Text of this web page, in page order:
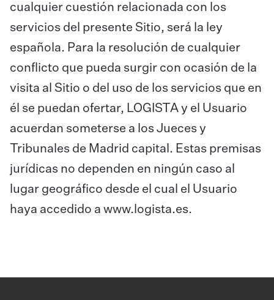
cualquier cuestión relacionada con los
servicios del presente Sitio, será la ley
española. Para la resolución de cualquier
conflicto que pueda surgir con ocasión de la
visita al Sitio o del uso de los servicios que en
él se puedan ofertar, LOGISTA y el Usuario
acuerdan someterse a los Jueces y
Tribunales de Madrid capital. Estas premisas
jurídicas no dependen en ningún caso al
lugar geográfico desde el cual el Usuario
haya accedido a www.logista.es.